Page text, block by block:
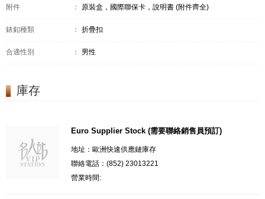
附件 ： 原裝盒，國際聯保卡，說明書 (附件齊全)
錶釦種類 ： 折疊扣
合適性別 ： 男性
庫存
Euro Supplier Stock (需要聯絡銷售員預訂)
地址：歐洲快速供應鏈庫存
聯絡電話：(852) 23013221
營業時間: